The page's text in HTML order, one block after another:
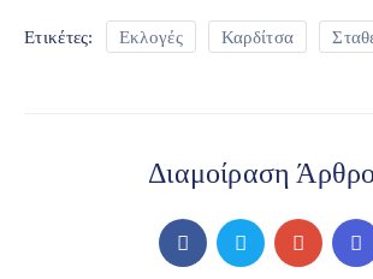
Ετικέτες: Εκλογές Καρδίτσα
Διαμοίραση